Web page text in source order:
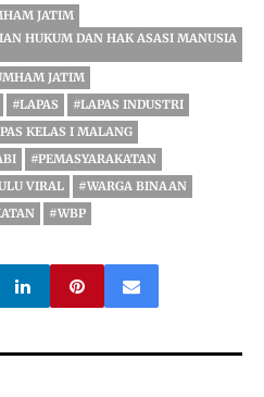
JATIM
HUKUM DAN HAK ASASI MANUSIA
JATIM
#LAPAS
#LAPAS INDUSTRI
KELAS I MALANG
#PEMASYARAKATAN
VIRAL
#WARGA BINAAN
#WBP